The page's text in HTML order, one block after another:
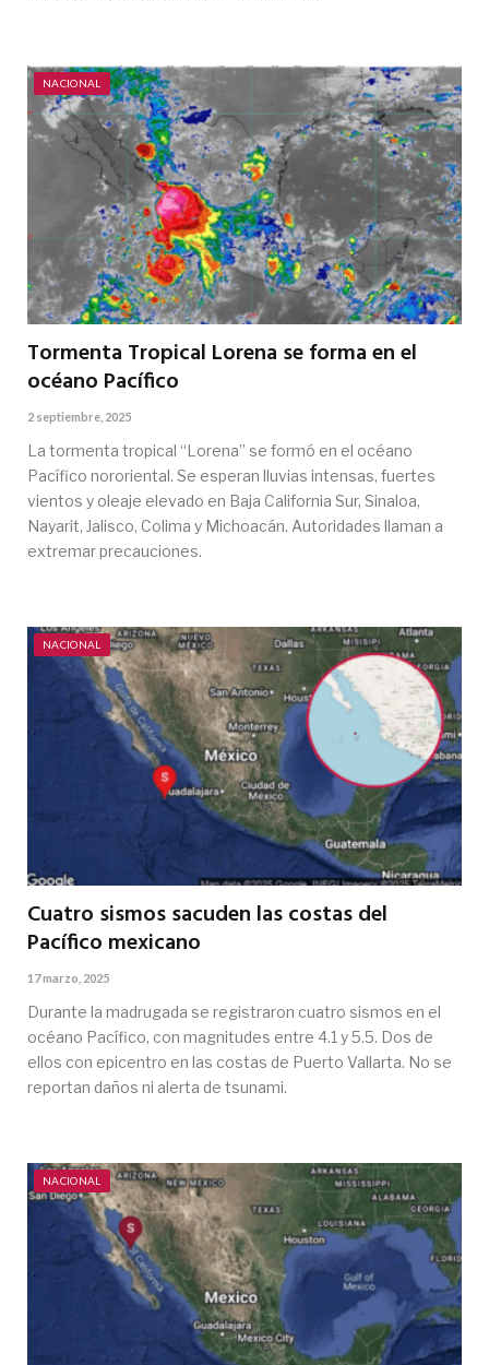
NACIONAL
Tormenta Tropical Lorena se forma en el
océano Pacífico
2 septiembre, 2025
La tormenta tropical “Lorena” se formó en el océano
Pacífico nororiental. Se esperan lluvias intensas, fuertes
vientos y oleaje elevado en Baja California Sur, Sinaloa,
Nayarit, Jalisco, Colima y Michoacán. Autoridades llaman a
extremar precauciones.
NACIONAL
Cuatro sismos sacuden las costas del
Pacífico mexicano
17 marzo, 2025
Durante la madrugada se registraron cuatro sismos en el
océano Pacífico, con magnitudes entre 4.1 y 5.5. Dos de
ellos con epicentro en las costas de Puerto Vallarta. No se
reportan daños ni alerta de tsunami.
NACIONAL